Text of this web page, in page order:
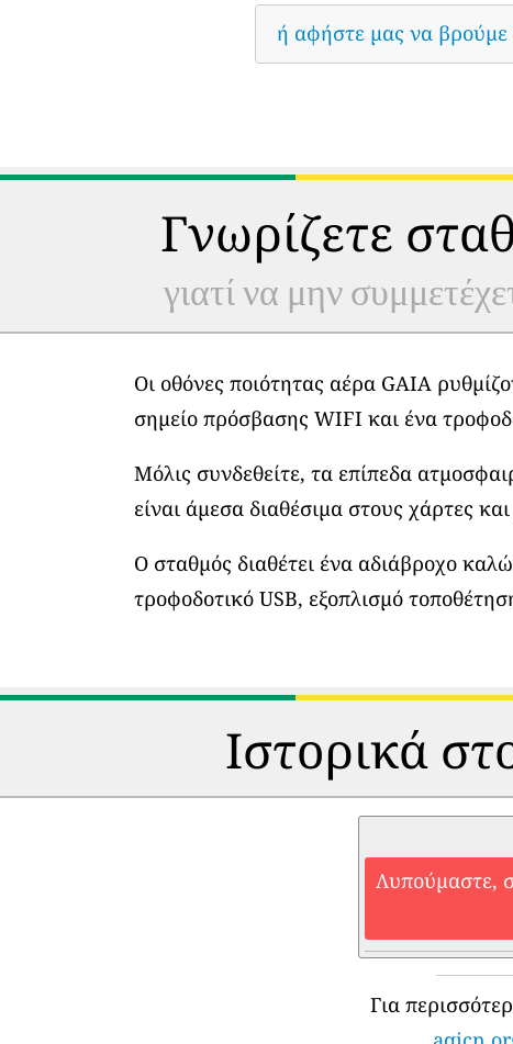
ή αφήστε μας να βρούμε
Γνωρίζετε
γιατί να μην
Οι οθόνες ποιότητας αέρα GAIA
σημείο πρόσβασης WIFI και ένα
Μόλις συνδεθείτε, τα επίπεδα
είναι άμεσα διαθέσιμα στους χάρτες
Ο σταθμός διαθέτει ένα αδιάβροχο
τροφοδοτικό USB, εξοπλισμό
Ιστορικά
Λυπούμαστε,
Για